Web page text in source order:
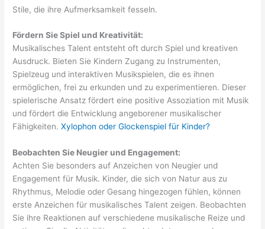
Stile, die ihre Aufmerksamkeit fesseln.
Fördern Sie Spiel und Kreativität:
Musikalisches Talent entsteht oft durch Spiel und kreativen
Ausdruck. Bieten Sie Kindern Zugang zu Instrumenten,
Spielzeug und interaktiven Musikspielen, die es ihnen
ermöglichen, frei zu erkunden und zu experimentieren. Dieser
spielerische Ansatz fördert eine positive Assoziation mit Musik
und fördert die Entwicklung angeborener musikalischer
Fähigkeiten.Xylophon oder Glockenspiel für Kinder?
Beobachten Sie Neugier und Engagement:
Achten Sie besonders auf Anzeichen von Neugier und
Engagement für Musik. Kinder, die sich von Natur aus zu
Rhythmus, Melodie oder Gesang hingezogen fühlen, können
erste Anzeichen für musikalisches Talent zeigen. Beobachten
Sie ihre Reaktionen auf verschiedene musikalische Reize und